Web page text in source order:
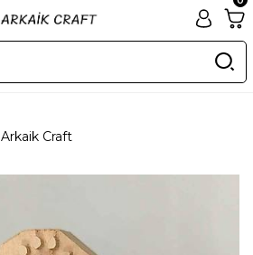
Arkaik Craft